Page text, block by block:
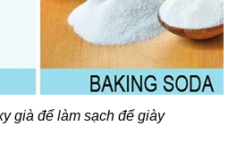
già để làm sạch đế giày